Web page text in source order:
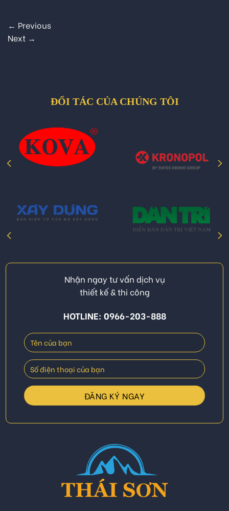
← Previous
Next →
ĐỐI TÁC CỦA CHÚNG TÔI
Nhận ngay tư vấn dịch vụ
thiết kế & thi công
HOTLINE: 0966-203-888